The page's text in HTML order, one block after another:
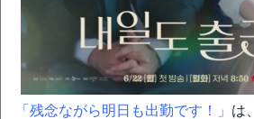
「残念ながら明日も出勤です！」 は